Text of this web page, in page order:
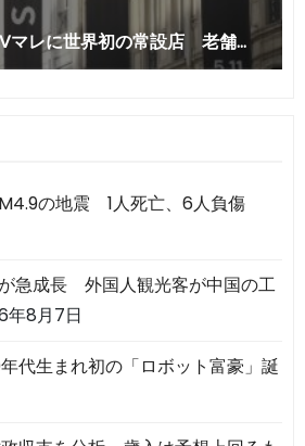
の地震 1人死亡、6人負傷
が急成長 外国人観光客が中国の工
年8月7日
代生まれ初の「ロボット富豪」誕